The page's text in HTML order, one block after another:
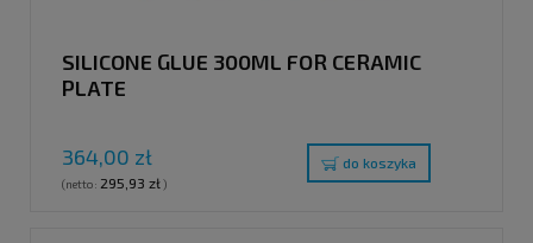
SILICONE GLUE 300ML FOR CERAMIC
PLATE
364,00 zł
(netto: 295,93 zł)
do koszyka